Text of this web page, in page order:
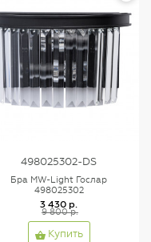
498025302-DS
Бра MW-Light Гослар
498025302
3 430 р.
9 800 р.
Купить